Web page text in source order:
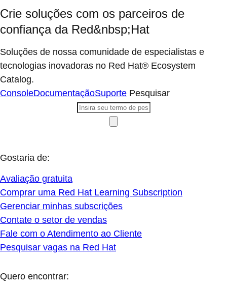
Crie soluções com os parceiros de
confiança da Red&nbsp;Hat
Soluções de nossa comunidade de especialistas e
tecnologias inovadoras no Red Hat® Ecosystem
Catalog.
ConsoleDocumentaçãoSuporte Pesquisar
Gostaria de:
Avaliação gratuita
Comprar uma Red Hat Learning Subscription
Gerenciar minhas subscrições
Contate o setor de vendas
Fale com o Atendimento ao Cliente
Pesquisar vagas na Red Hat
Quero encontrar: